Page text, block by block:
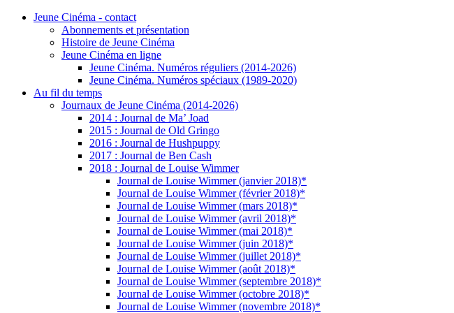
Jeune Cinéma - contact
Abonnements et présentation
Histoire de Jeune Cinéma
Jeune Cinéma en ligne
Jeune Cinéma. Numéros réguliers (2014-2026)
Jeune Cinéma. Numéros spéciaux (1989-2020)
Au fil du temps
Journaux de Jeune Cinéma (2014-2026)
2014 : Journal de Ma’ Joad
2015 : Journal de Old Gringo
2016 : Journal de Hushpuppy
2017 : Journal de Ben Cash
2018 : Journal de Louise Wimmer
Journal de Louise Wimmer (janvier 2018)*
Journal de Louise Wimmer (février 2018)*
Journal de Louise Wimmer (mars 2018)*
Journal de Louise Wimmer (avril 2018)*
Journal de Louise Wimmer (mai 2018)*
Journal de Louise Wimmer (juin 2018)*
Journal de Louise Wimmer (juillet 2018)*
Journal de Louise Wimmer (août 2018)*
Journal de Louise Wimmer (septembre 2018)*
Journal de Louise Wimmer (octobre 2018)*
Journal de Louise Wimmer (novembre 2018)*